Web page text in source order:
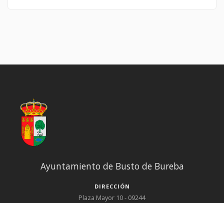
Ayuntamiento de Busto de Bureba
DIRECCIÓN
Plaza Mayor 10 - 09244